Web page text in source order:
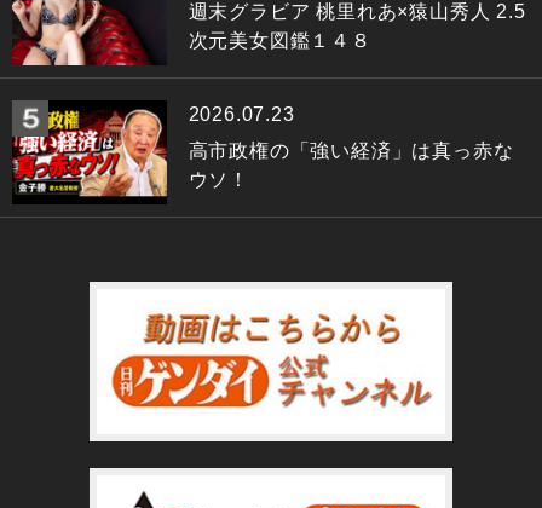
週末グラビア 桃里れあ×猿山秀人 2.5
次元美女図鑑１４８
2026.07.23
高市政権の「強い経済」は真っ赤な
ウソ！